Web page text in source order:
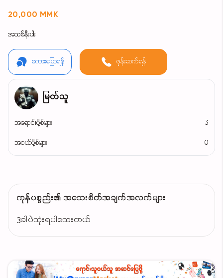
20,000 MMK
အသစ်နီးပါး
စကားပြောရန် ဖုန်းဆက်ရန်
မြတ်သူ
အရောင်းပို့စ်များ 3
အဝယ်ပို့စ်များ 0
ကုန်ပစ္စည်း၏ အသေးစိတ်အချက်အလက်များ
3ခါပဲသုံးရပါသေးတယ်